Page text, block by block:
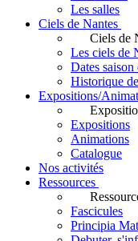
Les salles
Ciels de Nantes
Ciels de
Les ciels de
Dates saison
Historique
Expositions/
Expositions
Animations
Catalogue
Nos activités
Ressources
Fascicules
Principia